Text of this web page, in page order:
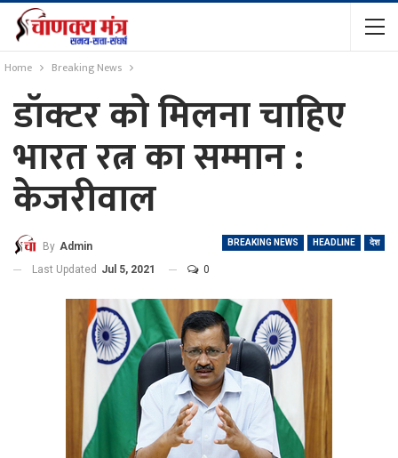
Home Breaking News
डॉक्टर को मिलना चाहिए
भारत रत्न का सम्मान :
केजरीवाल
BREAKING NEWS HEADLINE देश
By Admin
Last Updated Jul 5, 2021 0